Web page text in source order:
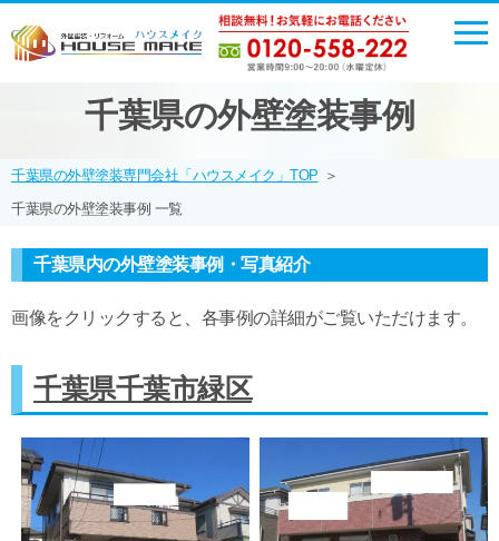
千葉県の外壁塗装事例
千葉県の外壁塗装専門会社「ハウスメイク」TOP ＞
千葉県の外壁塗装事例 一覧
千葉県内の外壁塗装事例・写真紹介
画像をクリックすると、各事例の詳細がご覧いただけます。
千葉県千葉市緑区